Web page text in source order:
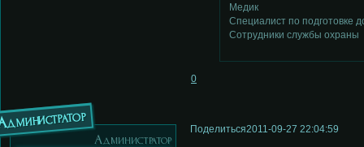
Медик
Специалист по подготовке
Сотрудники службы охраны
0
Поделиться2011-09-27 22:04:59
Администратор